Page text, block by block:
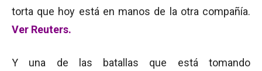
torta que hoy está en manos de la otra compañía.
Ver Reuters.
Y una de las batallas que está tomando